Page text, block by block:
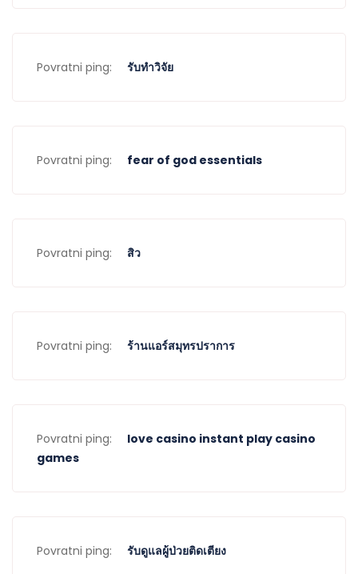
Povratni ping: รับทำวิจัย
Povratni ping: fear of god essentials
Povratni ping: สิว
Povratni ping: ร้านแอร์สมุทรปราการ
Povratni ping:
love casino instant play casino
games
Povratni ping: รับดูแลผู้ป่วยติดเตียง